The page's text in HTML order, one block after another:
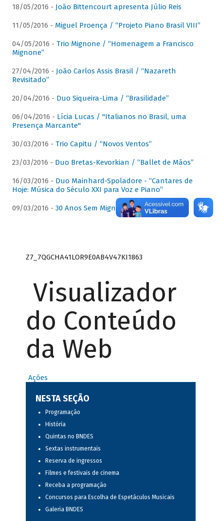
18/05/2016 - João Bittencourt apresenta Júlio Reis
11/05/2016 - Miguel Proença / “Projeto Piano Brasil VIII”
04/05/2016 - Trio Mignone / “Homenagem a Francisco
Mignone”
27/04/2016 - João Carlos Assis Brasil / “Nazareth
Revisitado”
20/04/2016 - Duo Siqueira-Lima / “Brasilidade”
06/04/2016 - Lícia Lucas / "Italianos no Brasil, uma
Presença Marcante"
30/03/2016 - Trio Capitu / “Novos Ventos”
23/03/2016 - Duo Bretas-Kevorkian / “Ballet de Mãos”
16/03/2016 - Duo Mainhard-Spoladore - “Cantares de
Hoje: Música do Século XXI para Voz e Piano”
09/03/2016 - 30 Anos Sem Mignone
Z7_7QGCHA41LOR9E0AB4V47KI1863
Visualizador
do Conteúdo
da Web
Ações
NESTA SEÇÃO
Programação
História
Quintas no BNDES
Sextas instrumentais
Reserva de ingressos
Filmes e festivais de cinema
Receba a programação
Concursos para Escolha de Espetáculos Musicais
Galeria BNDES